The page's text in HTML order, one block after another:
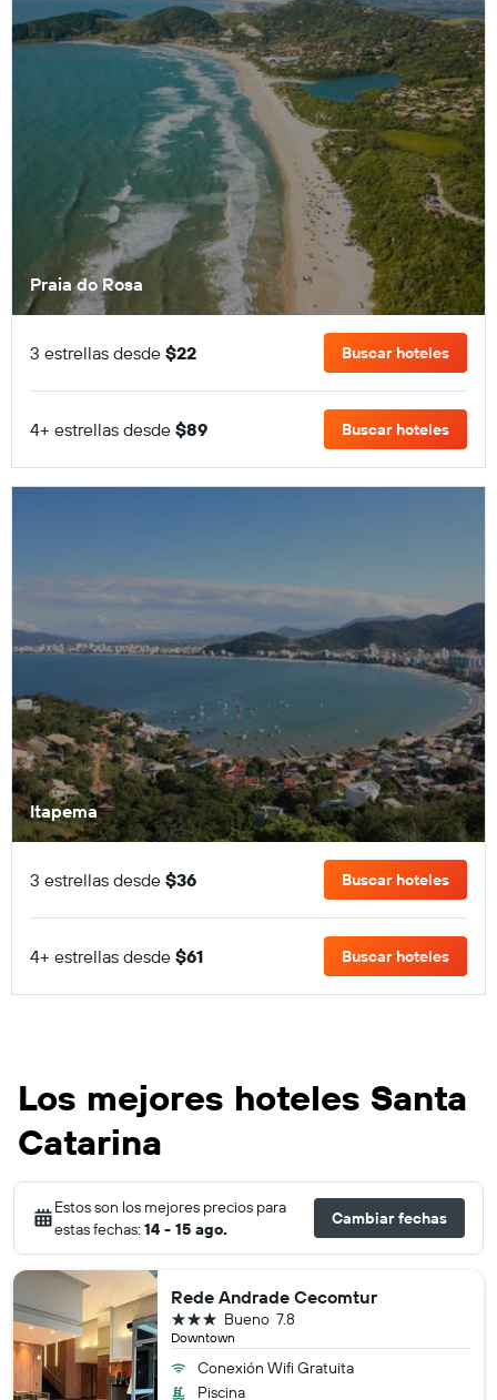
Praia do Rosa
3 estrellas desde $22 Buscar hoteles
4+ estrellas desde $89 Buscar hoteles
Itapema
3 estrellas desde $36 Buscar hoteles
4+ estrellas desde $61 Buscar hoteles
Los mejores hoteles Santa
Catarina
Estos son los mejores precios para
estas fechas: 14 - 15 ago.
Cambiar fechas
Rede Andrade Cecomtur
Downtown
7.8
Bueno
3 estrellas
Conexión Wifi Gratuita
Piscina